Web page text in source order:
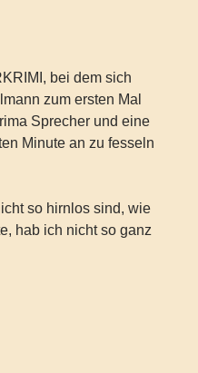
bei dem sich
zum ersten Mal
Sprecher und eine
Minute an zu fesseln
so hirnlos sind, wie
hab ich nicht so ganz